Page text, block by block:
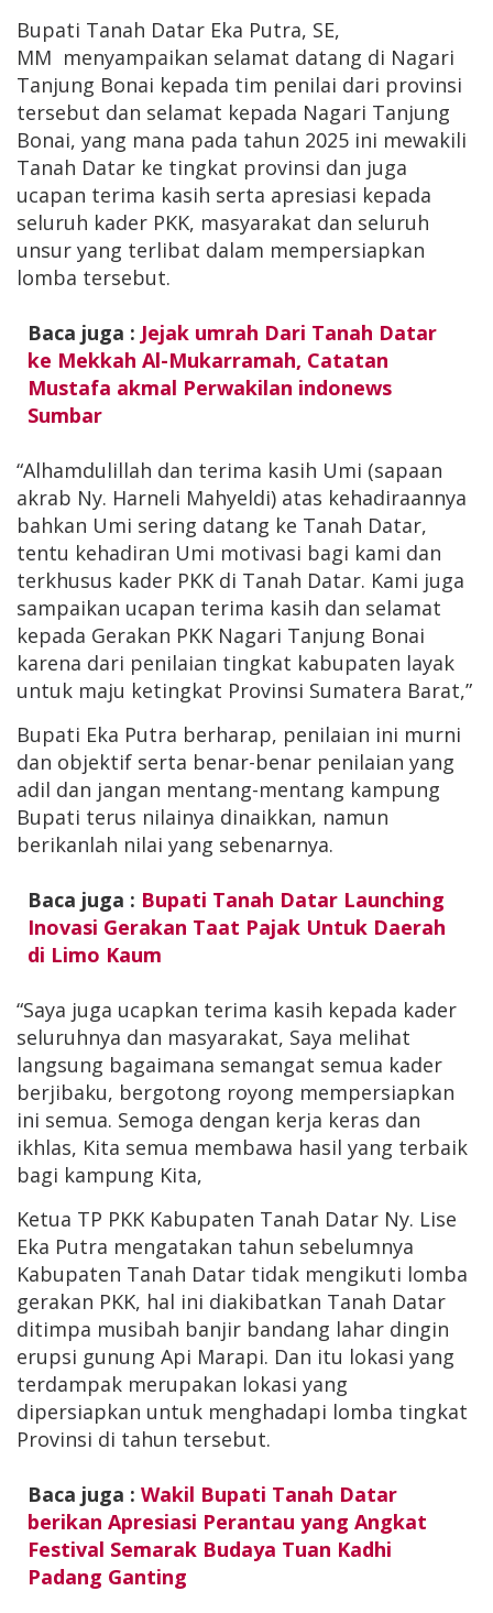
Bupati Tanah Datar Eka Putra, SE,
MM menyampaikan selamat datang di Nagari
Tanjung Bonai kepada tim penilai dari provinsi
tersebut dan selamat kepada Nagari Tanjung
Bonai, yang mana pada tahun 2025 ini mewakili
Tanah Datar ke tingkat provinsi dan juga
ucapan terima kasih serta apresiasi kepada
seluruh kader PKK, masyarakat dan seluruh
unsur yang terlibat dalam mempersiapkan
lomba tersebut.
Baca juga : Jejak umrah Dari Tanah Datar
ke Mekkah Al-Mukarramah, Catatan
Mustafa akmal Perwakilan indonews
Sumbar
“Alhamdulillah dan terima kasih Umi (sapaan
akrab Ny. Harneli Mahyeldi) atas kehadiraannya
bahkan Umi sering datang ke Tanah Datar,
tentu kehadiran Umi motivasi bagi kami dan
terkhusus kader PKK di Tanah Datar. Kami juga
sampaikan ucapan terima kasih dan selamat
kepada Gerakan PKK Nagari Tanjung Bonai
karena dari penilaian tingkat kabupaten layak
untuk maju ketingkat Provinsi Sumatera Barat,”
Bupati Eka Putra berharap, penilaian ini murni
dan objektif serta benar-benar penilaian yang
adil dan jangan mentang-mentang kampung
Bupati terus nilainya dinaikkan, namun
berikanlah nilai yang sebenarnya.
Baca juga : Bupati Tanah Datar Launching
Inovasi Gerakan Taat Pajak Untuk Daerah
di Limo Kaum
“Saya juga ucapkan terima kasih kepada kader
seluruhnya dan masyarakat, Saya melihat
langsung bagaimana semangat semua kader
berjibaku, bergotong royong mempersiapkan
ini semua. Semoga dengan kerja keras dan
ikhlas, Kita semua membawa hasil yang terbaik
bagi kampung Kita,
Ketua TP PKK Kabupaten Tanah Datar Ny. Lise
Eka Putra mengatakan tahun sebelumnya
Kabupaten Tanah Datar tidak mengikuti lomba
gerakan PKK, hal ini diakibatkan Tanah Datar
ditimpa musibah banjir bandang lahar dingin
erupsi gunung Api Marapi. Dan itu lokasi yang
terdampak merupakan lokasi yang
dipersiapkan untuk menghadapi lomba tingkat
Provinsi di tahun tersebut.
Baca juga : Wakil Bupati Tanah Datar
berikan Apresiasi Perantau yang Angkat
Festival Semarak Budaya Tuan Kadhi
Padang Ganting